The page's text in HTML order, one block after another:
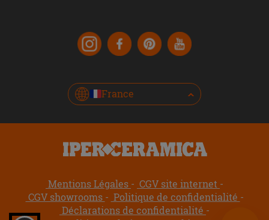
France
Mentions Légales
CGV site internet
CGV showrooms
Politique de confidentialité
Déclarations de confidentialité